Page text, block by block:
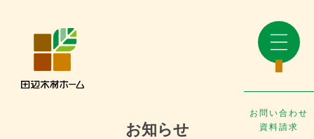
お問い合わせ
資料請求
お知らせ